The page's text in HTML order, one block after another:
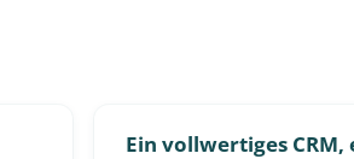
Ein vollwertiges